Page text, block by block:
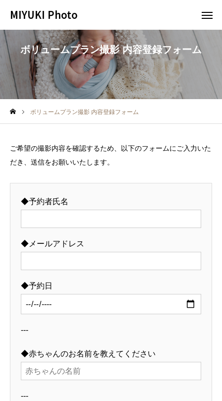
MIYUKI Photo
ボリュームプラン撮影 内容登録フォーム
ボリュームプラン撮影 内容登録フォーム
ご希望の撮影内容を確認するため、以下のフォームにご入力いた
だき、送信をお願いいたします。
◆予約者氏名
◆メールアドレス
◆予約日
---
◆赤ちゃんのお名前を教えてください
---
MIYUKI Photo
インスタ
予約 問い合わせ
HOME
撮影プラン
撮影について
about
フォトグラファー養成スクール 横浜